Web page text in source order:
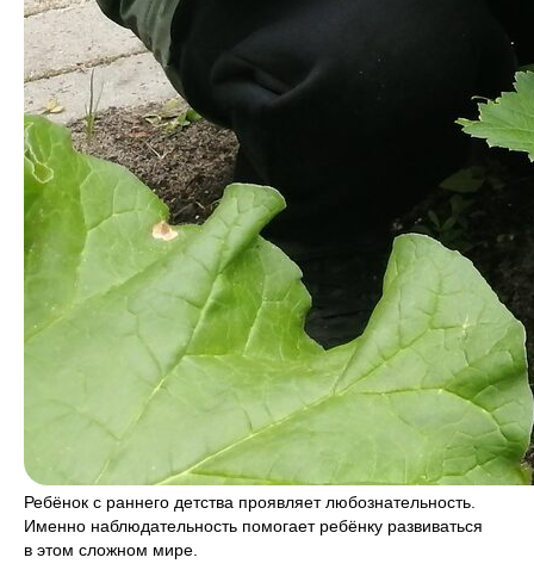
Ребёнок с раннего детства проявляет любознательность.
Именно наблюдательность помогает ребёнку развиваться
в этом сложном мире.